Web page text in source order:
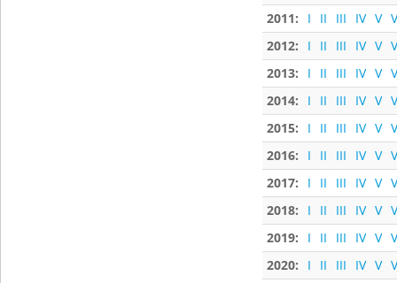
2011:
I II III IV V
2012:
I II III IV V
2013:
I II III IV V
2014:
I II III IV V
2015:
I II III IV V
2016:
I II III IV V
2017:
I II III IV V
2018:
I II III IV V
2019:
I II III IV V
2020:
I II III IV V